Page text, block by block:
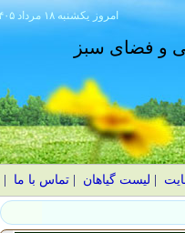
۱۴۰۵ يکشنبه ۱۸ مرداد امروز
و فضای سبز
لیست گیاهان |تماس با ما